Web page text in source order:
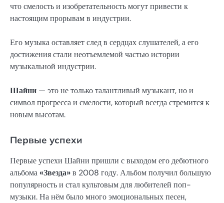
что смелость и изобретательность могут привести к
настоящим прорывам в индустрии.
Его музыка оставляет след в сердцах слушателей, а его
достижения стали неотъемлемой частью истории
музыкальной индустрии.
Шайни — это не только талантливый музыкант, но и
символ прогресса и смелости, который всегда стремится к
новым высотам.
Первые успехи
Первые успехи Шайни пришли с выходом его дебютного
альбома«Звезда»в 2008 году. Альбом получил большую
популярность и стал культовым для любителей поп-
музыки. На нём было много эмоциональных песен,